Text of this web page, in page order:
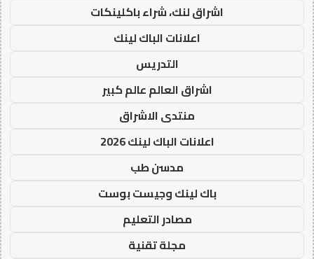
اشراق لنك، شراء باكلينكات
اعلانات الباك لينك
التدريس
اشراق العالم عالم كبير
منتدى الاشراق
اعلانات الباك لينك 2026
مدسن طب
باك لينك وجيست بوست
مصادر التعليم
مجلة تقنية